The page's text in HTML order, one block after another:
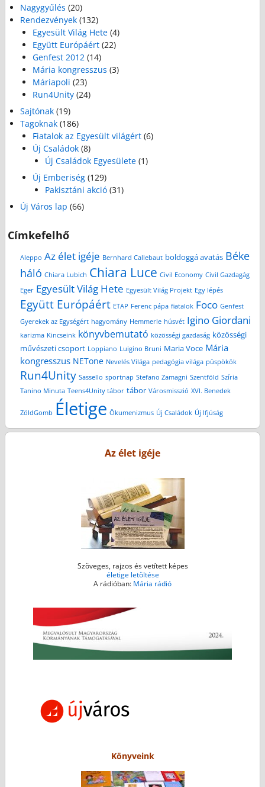
Nagygyűlés (20)
Rendezvények (132)
Egyesült Világ Hete (4)
Együtt Európáért (22)
Genfest 2012 (14)
Mária kongresszus (3)
Máriapoli (23)
Run4Unity (24)
Sajtónak (19)
Tagoknak (186)
Fiatalok az Egyesült világért (6)
Új Családok (8)
Új Családok Egyesülete (1)
Új Emberiség (129)
Pakisztáni akció (31)
Új Város lap (66)
Címkefelhő
Aleppo Az élet igéje Bernhard Callebaut boldoggá avatás Béke
háló Chiara Lubich Chiara Luce Civil Economy Civil Gazdagág
Eger Egyesült Világ Hete Egyesült Világ Projekt Egy lépés
Együtt Európáért ETAP Ferenc pápa fiatalok Foco Genfest
Gyerekek az Egységért hagyomány Hemmerle húsvét Igino Giordani
karizma Kincseink könyvbemutató közösségi gazdaság közösségi
művészeti csoport Loppiano Luigino Bruni Maria Voce Mária
kongresszus NETone Nevelés Világa pedagógia világa püspökök
Run4Unity Sassello sportnap Stefano Zamagni Szentföld Szíria
Tanino Minuta Teens4Unity tábor tábor Városmisszió XVI. Benedek
ZöldGomb Életige Ökumenizmus Új Családok Új Ifjúság
Az élet igéje
Szöveges, rajzos és vetített képes
életige letöltése
A rádióban: Mária rádió
Könyveink